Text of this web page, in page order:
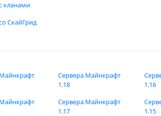
кланами
СкайГрид
Сервера Майнкрафт
1.18
Сервера Майнкрафт
1.17
1.16
1.15